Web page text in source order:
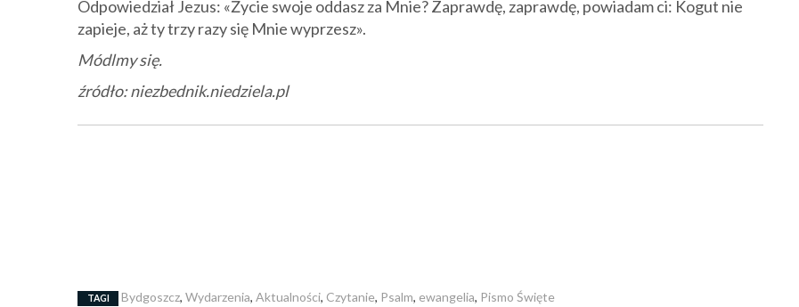
Odpowiedział Jezus: «Życie swoje oddasz za Mnie? Zaprawdę, zaprawdę, powiadam ci: Kogut nie
zapieje, aż ty trzy razy się Mnie wyprzesz».
Módlmy się.
źródło: niezbednik.niedziela.pl
TAGI Bydgoszcz, Wydarzenia, Aktualności, Czytanie, Psalm, ewangelia, Pismo Święte